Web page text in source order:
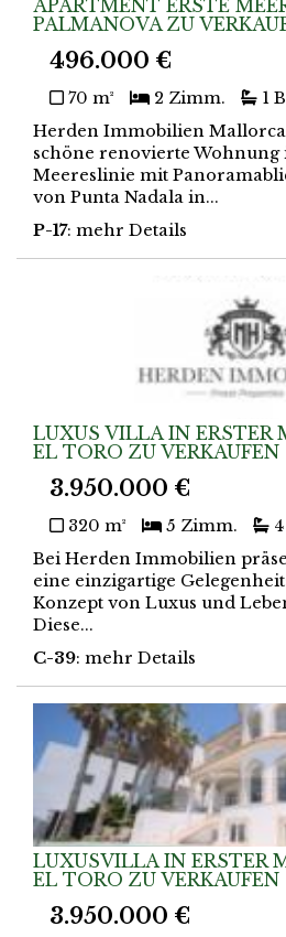
APARTMENT ERSTE
PALMANOVA ZU
496.000 €
70 m² 2 Zimm.
1
Herden Immobilien
schöne renovierte Wohnung
Meereslinie mit
von Punta Nadala in...
P-17: mehr Details
LUXUS VILLA IN ERSTER
EL TORO ZU VERKAUFEN
3.950.000 €
320 m² 5 Zimm.
Bei Herden Immobilien
eine einzigartige
Konzept von Luxus und
Diese...
C-39: mehr Details
LUXUSVILLA IN ERSTER
EL TORO ZU VERKAUFEN
3.950.000 €